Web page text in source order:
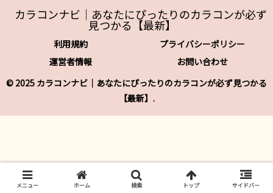
カラコンナビ｜あなたにぴったりのカラコンが必ず
見つかる【最新】
利用規約
プライバシーポリシー
運営者情報
お問い合わせ
© 2025 カラコンナビ｜あなたにぴったりのカラコンが必ず見つかる
【最新】.
メニュー ホーム 検索 トップ サイドバー